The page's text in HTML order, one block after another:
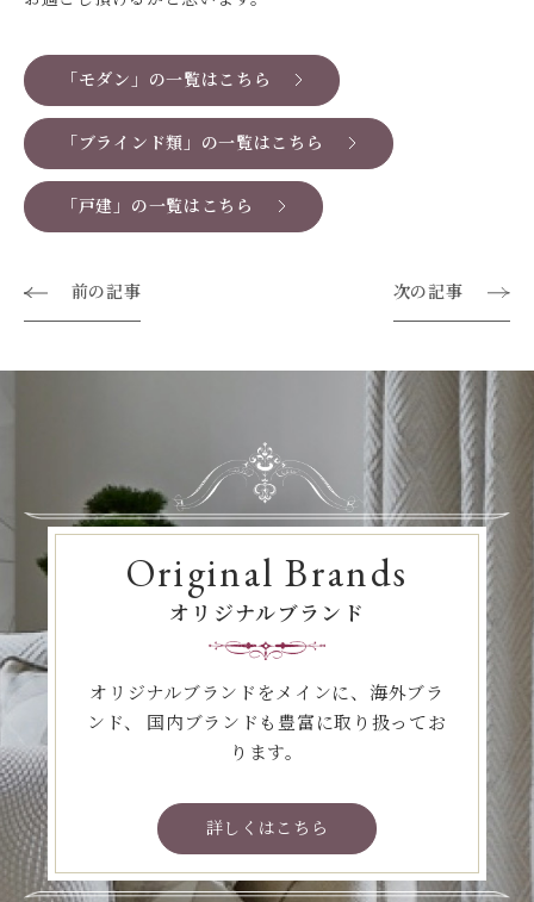
「モダン」の一覧はこちら
「ブラインド類」の一覧はこちら
「戸建」の一覧はこちら
前の記事 次の記事
Original Brands
オリジナルブランド
オリジナルブランドをメインに、海外ブラ
ンド、
国内ブランドも豊富に取り扱ってお
ります。
詳しくはこちら